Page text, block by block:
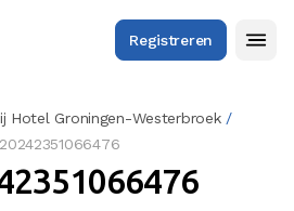
Registreren
Hotel Groningen-Westerbroek/